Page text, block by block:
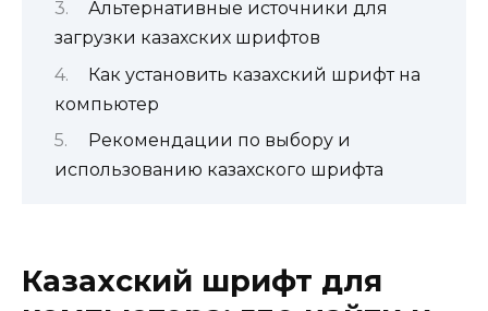
Альтернативные источники для
загрузки казахских шрифтов
Как установить казахский шрифт на
компьютер
Рекомендации по выбору и
использованию казахского шрифта
Казахский шрифт для